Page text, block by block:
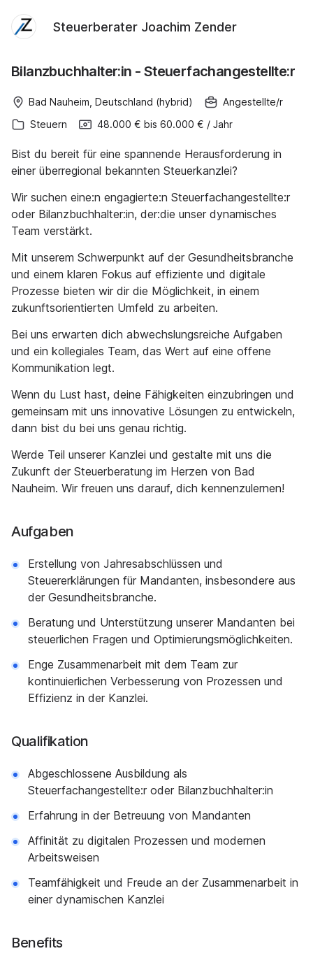
Steuerberater Joachim Zender
Bilanzbuchhalter:in - Steuerfachangestellte:r
Bad Nauheim, Deutschland (hybrid)
Angestellte/r
Steuern
48.000 € bis 60.000 € / Jahr
Bist du bereit für eine spannende Herausforderung in
einer überregional bekannten Steuerkanzlei?
Wir suchen eine:n engagierte:n Steuerfachangestellte:r
oder Bilanzbuchhalter:in, der:die unser dynamisches
Team verstärkt.
Mit unserem Schwerpunkt auf der Gesundheitsbranche
und einem klaren Fokus auf effiziente und digitale
Prozesse bieten wir dir die Möglichkeit, in einem
zukunftsorientierten Umfeld zu arbeiten.
Bei uns erwarten dich abwechslungsreiche Aufgaben
und ein kollegiales Team, das Wert auf eine offene
Kommunikation legt.
Wenn du Lust hast, deine Fähigkeiten einzubringen und
gemeinsam mit uns innovative Lösungen zu entwickeln,
dann bist du bei uns genau richtig.
Werde Teil unserer Kanzlei und gestalte mit uns die
Zukunft der Steuerberatung im Herzen von Bad
Nauheim. Wir freuen uns darauf, dich kennenzulernen!
Aufgaben
Erstellung von Jahresabschlüssen und
Steuererklärungen für Mandanten, insbesondere aus
der Gesundheitsbranche.
Beratung und Unterstützung unserer Mandanten bei
steuerlichen Fragen und Optimierungsmöglichkeiten.
Enge Zusammenarbeit mit dem Team zur
kontinuierlichen Verbesserung von Prozessen und
Effizienz in der Kanzlei.
Qualifikation
Abgeschlossene Ausbildung als
Steuerfachangestellte:r oder Bilanzbuchhalter:in
Erfahrung in der Betreuung von Mandanten
Affinität zu digitalen Prozessen und modernen
Arbeitsweisen
Teamfähigkeit und Freude an der Zusammenarbeit in
einer dynamischen Kanzlei
Benefits